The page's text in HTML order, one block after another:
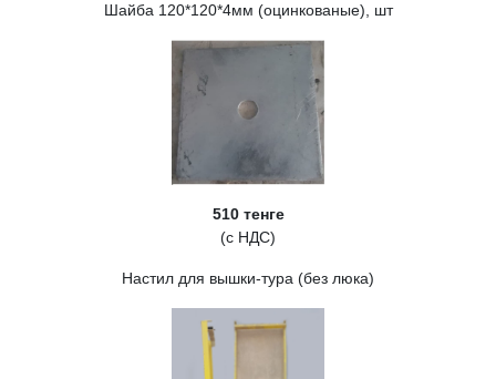
Шайба 120*120*4мм (оцинкованые), шт
510 тенге
(с НДС)
Настил для вышки-тура (без люка)